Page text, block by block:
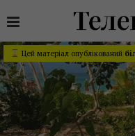
Цей матеріал опублікований